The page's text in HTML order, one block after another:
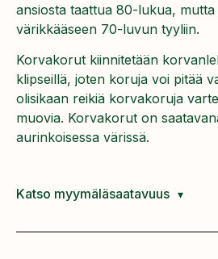
ansiosta taattua 80-lukua,
värikkääseen 70-luvun tyyliin.
Korvakorut kiinnitetään
klipseillä, joten koruja voi pitää
olisikaan reikiä korvakoruja
muovia. Korvakorut on
aurinkoisessa värissä.
Katso myymäläsaatavuus